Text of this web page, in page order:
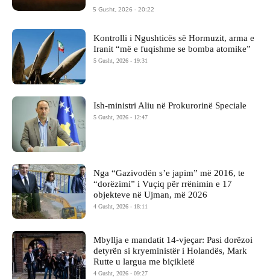
5 Gusht, 2026 - 20:22
Kontrolli i Ngushticës së Hormuzit, arma e
Iranit “më e fuqishme se bomba atomike”
5 Gusht, 2026 - 19:31
Ish-ministri ​Aliu në Prokurorinë Speciale
5 Gusht, 2026 - 12:47
Nga “Gazivodën s’e japim” më 2016, te
“dorëzimi” i Vuçiq për rrënimin e 17
objekteve në Ujman, më 2026
4 Gusht, 2026 - 18:11
Mbyllja e mandatit 14-vjeçar: Pasi dorëzoi
detyrën si kryeministër i Holandës, Mark
Rutte u largua me biçikletë
4 Gusht, 2026 - 09:27